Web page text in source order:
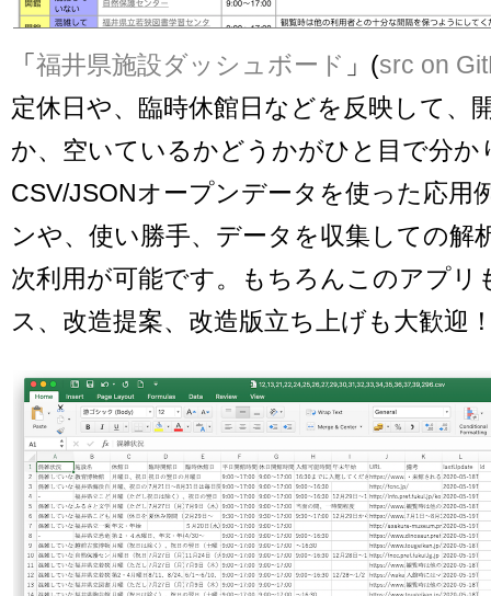
「福井県施設ダッシュボード 」(src on
定休日や、臨時休館日などを反映して、
か、空いているかどうかがひと目で分か
CSV/JSONオープンデータを使った応用
ンや、使い勝手、データを収集しての解
次利用が可能です。もちろんこのアプリ
ス、改造提案、改造版立ち上げも大歓迎